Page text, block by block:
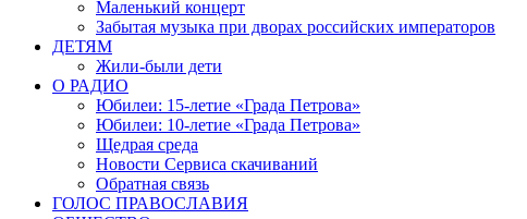
Маленький концерт
Забытая музыка при дворах российских императоров
ДЕТЯМ
Жили-были дети
О РАДИО
Юбилеи: 15-летие «Града Петрова»
Юбилеи: 10-летие «Града Петрова»
Щедрая среда
Новости Сервиса скачиваний
Обратная связь
ГОЛОС ПРАВОСЛАВИЯ